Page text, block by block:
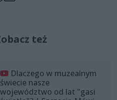
też
Dlaczego w muzealnym
świecie nasze
województwo od lat "gasi